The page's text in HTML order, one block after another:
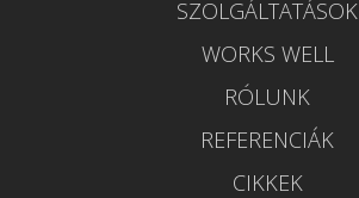
SZOLGÁLTATÁSOK
WORKS WELL
RÓLUNK
REFERENCIÁK
CIKKEK